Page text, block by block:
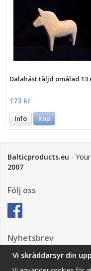
Dalahäst täljd omålad 13
173 kr
Info Köp
Balticproducts.eu -
2007
Följ oss
Nyhetsbrev
Vi skräddarsyr din